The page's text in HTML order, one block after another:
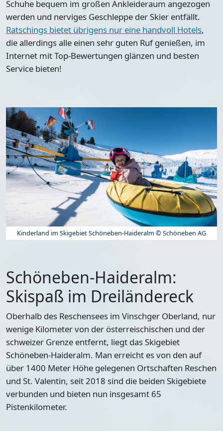
Schuhe bequem im großen Ankleideraum angezogen
werden und nerviges Geschleppe der Skier entfällt.
Ratschings bietet übrigens nur eine handvoll Hotels,
die allerdings alle einen sehr guten Ruf genießen, im
Internet mit Top-Bewertungen glänzen und besten
Service bieten!
Kinderland im Skigebiet Schöneben-Haideralm © Schöneben AG
Schöneben-Haideralm:
Skispaß im Dreiländereck
Oberhalb des Reschensees im Vinschger Oberland, nur
wenige Kilometer von der österreischischen und der
schweizer Grenze entfernt, liegt das Skigebiet
Schöneben-Haideralm. Man erreicht es von den auf
über 1400 Meter Höhe gelegenen Ortschaften Reschen
und St. Valentin, seit 2018 sind die beiden Skigebiete
verbunden und bieten nun insgesamt 65
Pistenkilometer.